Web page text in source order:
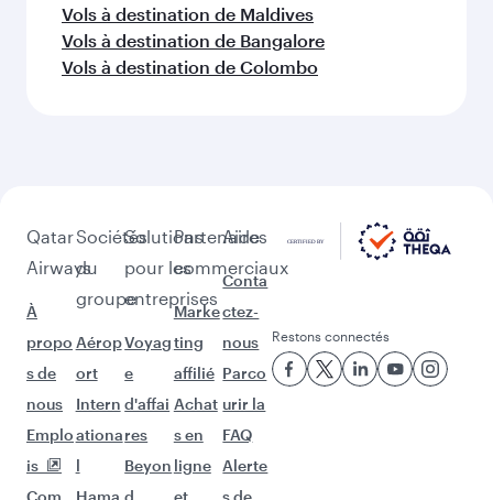
Vols à destination de Maldives
Vols à destination de Bangalore
Vols à destination de Colombo
Qatar
Airways
À
propo
s de
nous
Emplo
is
Com
Sociétés
du
groupe
Aérop
ort
Intern
ationa
l
Hama
Solutions
pour les
entreprises
Voyag
e
d'affai
res
Beyon
d
Partenaires
commerciaux
Marke
ting
affilié
Achat
s en
ligne
et
Aide
Conta
ctez-
nous
Parco
urir la
FAQ
Alerte
s de
Restons connectés